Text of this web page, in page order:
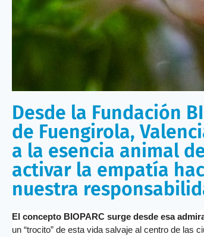
Desde la Fundación
de Fuengirola,
a la esencia animal
activar la empatía
nuestra
El concepto BIOPARC surge desde esa
un “trocito” de esta vida salvaje al centro de las